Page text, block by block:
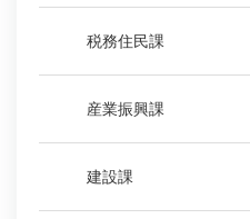
税務住民課
産業振興課
建設課